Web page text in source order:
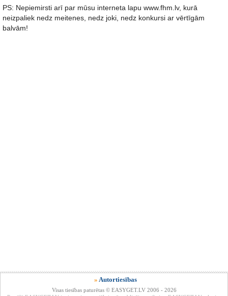
PS: Nepiemirsti arī par mūsu interneta lapu www.fhm.lv, kurā
neizpaliek nedz meitenes, nedz joki, nedz konkursi ar vērtīgām
balvām!
» Autortiesības
Visas tiesības paturētas © EASYGET.LV 2006 - 2026